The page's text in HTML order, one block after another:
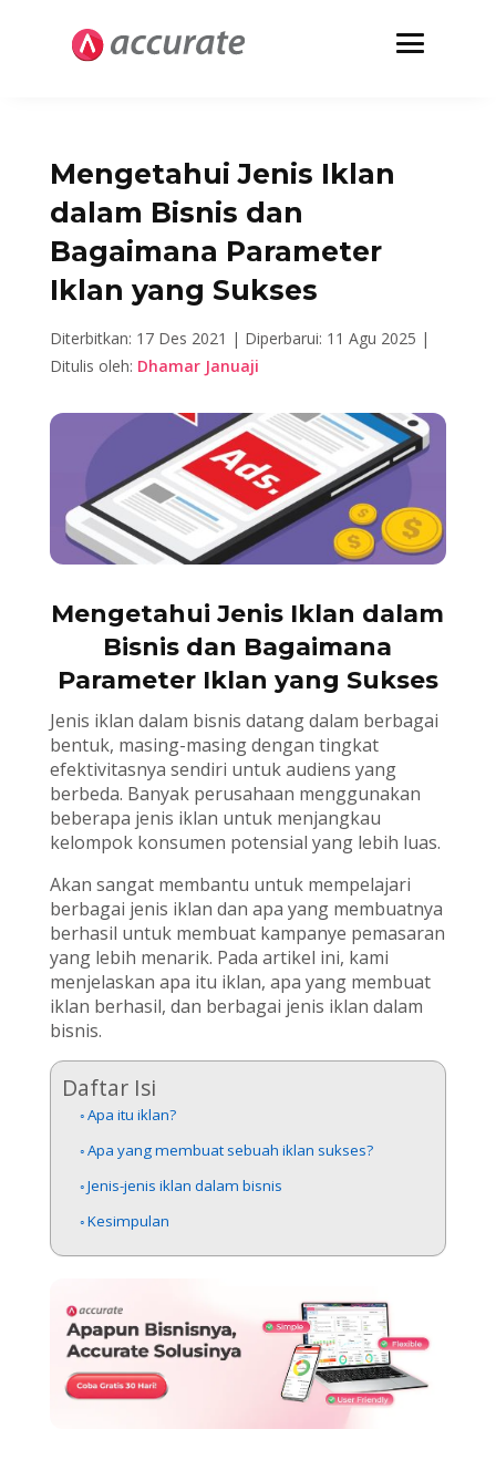
Mengetahui Jenis Iklan
dalam Bisnis dan
Bagaimana Parameter
Iklan yang Sukses
Diterbitkan: 17 Des 2021 | Diperbarui: 11 Agu 2025 |
Ditulis oleh: Dhamar Januaji
Mengetahui Jenis Iklan dalam
Bisnis dan Bagaimana
Parameter Iklan yang Sukses
Jenis iklan dalam bisnis datang dalam berbagai
bentuk, masing-masing dengan tingkat
efektivitasnya sendiri untuk audiens yang
berbeda. Banyak perusahaan menggunakan
beberapa jenis iklan untuk menjangkau
kelompok konsumen potensial yang lebih luas.
Akan sangat membantu untuk mempelajari
berbagai jenis iklan dan apa yang membuatnya
berhasil untuk membuat kampanye pemasaran
yang lebih menarik. Pada artikel ini, kami
menjelaskan apa itu iklan, apa yang membuat
iklan berhasil, dan berbagai jenis iklan dalam
bisnis.
Daftar Isi
Apa itu iklan?
Apa yang membuat sebuah iklan sukses?
Jenis-jenis iklan dalam bisnis
Kesimpulan